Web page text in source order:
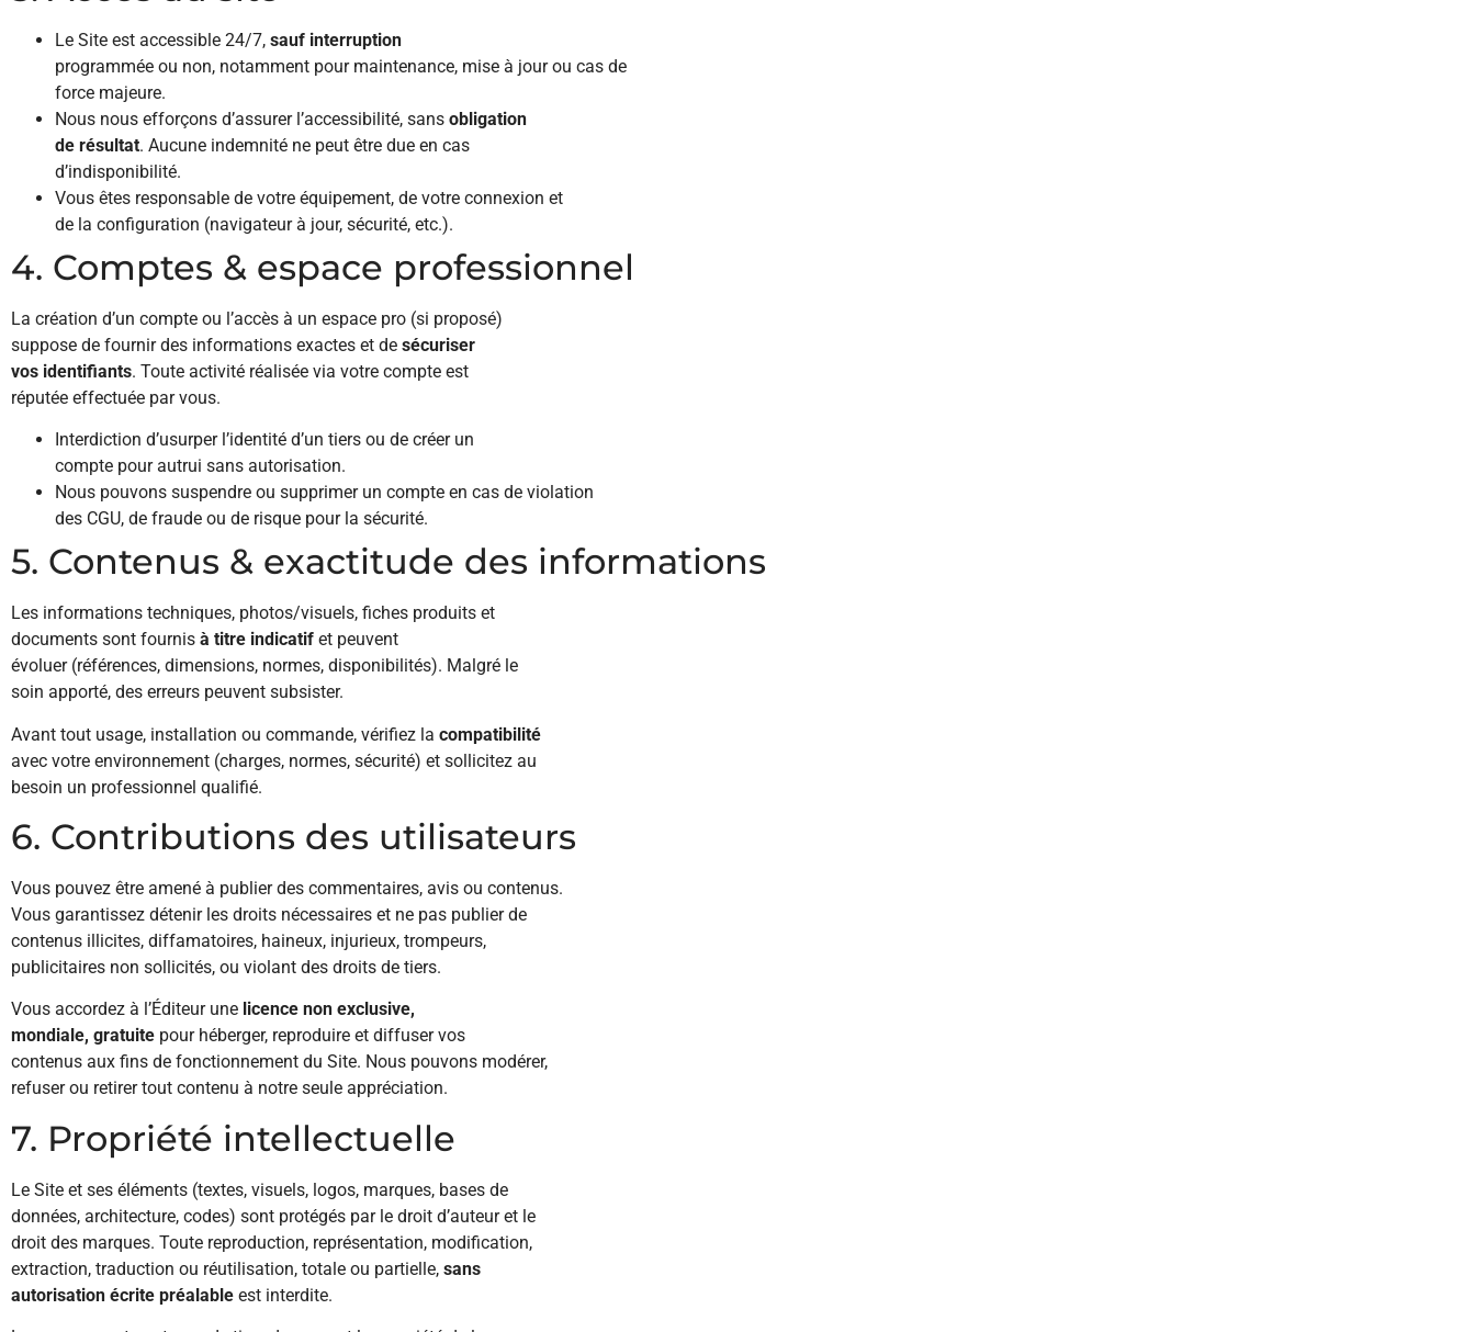
Le Site est accessible 24/7, sauf interruption
programmée ou non, notamment pour maintenance, mise à jour ou cas de
force majeure.
Nous nous efforçons d’assurer l’accessibilité, sans obligation
de résultat. Aucune indemnité ne peut être due en cas
d’indisponibilité.
Vous êtes responsable de votre équipement, de votre connexion et
de la configuration (navigateur à jour, sécurité, etc.).
4. Comptes & espace professionnel
La création d’un compte ou l’accès à un espace pro (si proposé)
suppose de fournir des informations exactes et de sécuriser
vos identifiants. Toute activité réalisée via votre compte est
réputée effectuée par vous.
Interdiction d’usurper l’identité d’un tiers ou de créer un
compte pour autrui sans autorisation.
Nous pouvons suspendre ou supprimer un compte en cas de violation
des CGU, de fraude ou de risque pour la sécurité.
5. Contenus & exactitude des informations
Les informations techniques, photos/visuels, fiches produits et
documents sont fournis à titre indicatif et peuvent
évoluer (références, dimensions, normes, disponibilités). Malgré le
soin apporté, des erreurs peuvent subsister.
Avant tout usage, installation ou commande, vérifiez la compatibilité
avec votre environnement (charges, normes, sécurité) et sollicitez au
besoin un professionnel qualifié.
6. Contributions des utilisateurs
Vous pouvez être amené à publier des commentaires, avis ou contenus.
Vous garantissez détenir les droits nécessaires et ne pas publier de
contenus illicites, diffamatoires, haineux, injurieux, trompeurs,
publicitaires non sollicités, ou violant des droits de tiers.
Vous accordez à l’Éditeur une licence non exclusive,
mondiale, gratuite pour héberger, reproduire et diffuser vos
contenus aux fins de fonctionnement du Site. Nous pouvons modérer,
refuser ou retirer tout contenu à notre seule appréciation.
7. Propriété intellectuelle
Le Site et ses éléments (textes, visuels, logos, marques, bases de
données, architecture, codes) sont protégés par le droit d’auteur et le
droit des marques. Toute reproduction, représentation, modification,
extraction, traduction ou réutilisation, totale ou partielle, sans
autorisation écrite préalable est interdite.